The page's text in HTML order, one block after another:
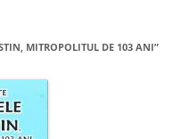
MITROPOLITUL DE 103 ANI”